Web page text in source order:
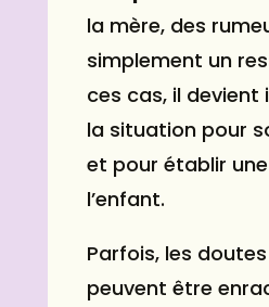
la mère, des
simplement un
ces cas, il
la situation pour
et pour établir
l’enfant.
Parfois, les
peuvent être